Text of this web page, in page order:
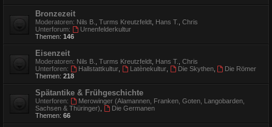
Bronzezeit
Moderatoren: Nils B. Turms Kreutzfeldt Hans T.
Chris
Unterforum:
Urnenfelderkultur
Themen: 146
Eisenzeit
Moderatoren: Nils B. Turms Kreutzfeldt Hans T.
Chris
Unterforen:
Hallstattkultur, Latènekultur, Die Skythen,
Die Römer
Themen: 218
Spätantike & Frühgeschichte
Unterforen:
Merowinger (Alamannen, Franken, Goten, Langobarden,
Sachsen & Thüringer)
Die Germanen
Themen: 66